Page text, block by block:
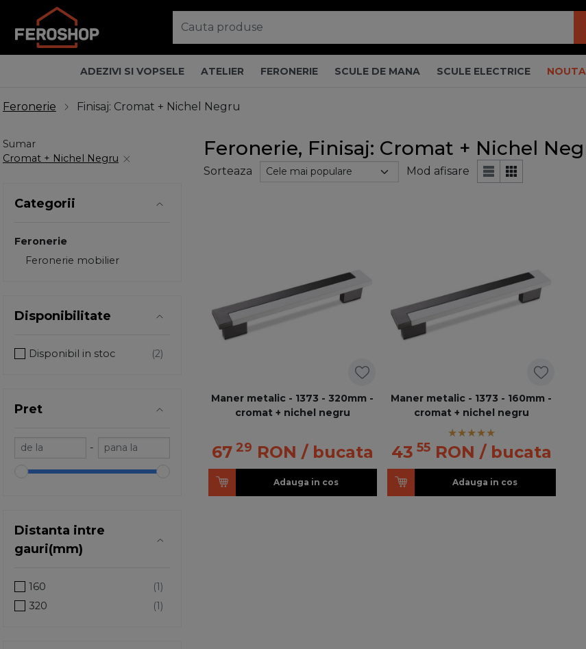
ADEZIVI SI VOPSELE ATELIER FERONERIE SCULE DE MANA SCULE ELECTRICE
Feronerie Finisaj: Cromat + Nichel Negru
Sumar
Cromat + Nichel Negru
Categorii
Feronerie
Feronerie mobilier
Disponibilitate
Disponibil in stoc
Pret
-
Distanta intre
gauri(mm)
160
320
Feronerie, Finisaj: Cromat + Nichel
Sorteaza Mod afisare
Maner metalic - 1373 - 320mm -
cromat + nichel negru
6729 RON / bucata
Adauga in cos
Maner metalic - 1373 - 160mm -
cromat + nichel negru
43 55 RON / bucata
Adauga in cos